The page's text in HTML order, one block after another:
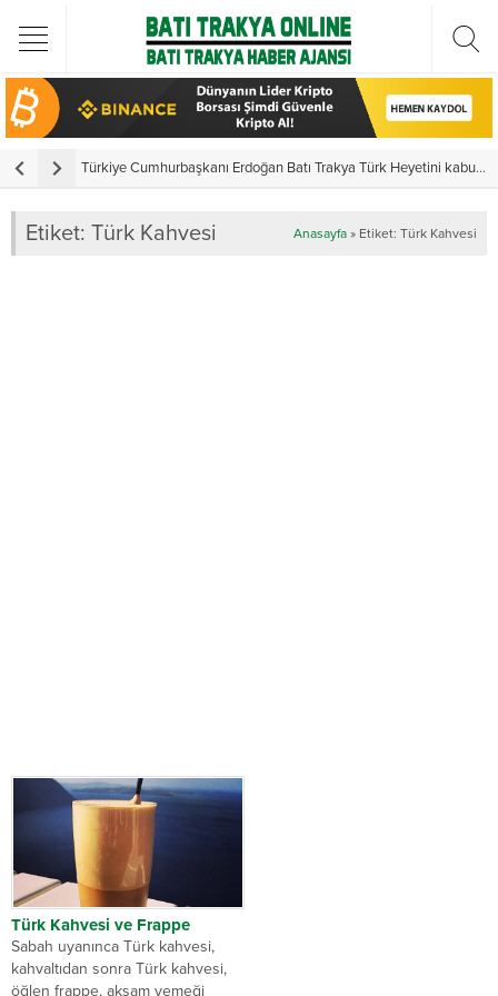
Türkiye Cumhurbaşkanı Erdoğan Batı Trakya Türk Heyetini kabul etti
Anasayfa » Etiket: Türk Kahvesi
Etiket: Türk Kahvesi
Türk Kahvesi ve Frappe
Sabah uyanınca Türk kahvesi,
kahvaltıdan sonra Türk kahvesi,
öğlen frappe, akşam yemeği